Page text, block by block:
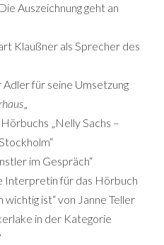
Auszeichnung geht an
Klaußner als Sprecher des
für seine Umsetzung
„
„Nelly Sachs –
im Gespräch“
Interpretin für das Hörbuch
wichtig ist“ von Janne Teller
in der Kategorie